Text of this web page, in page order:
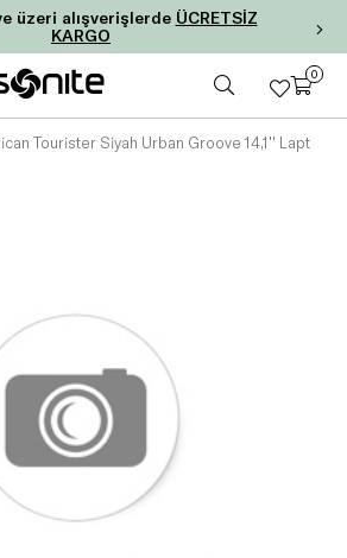
üzeri alışverişlerde ÜCRETSİZ
KARGO
0